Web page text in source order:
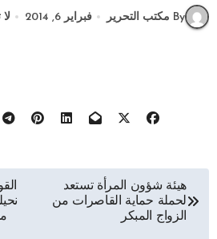
By مكتب التحرير فبراير 6, 2014
تصفّح
المقالات
هيئة شؤون المرأة تستعد
لحملة حماية القاصرات من
الزواج المبكر